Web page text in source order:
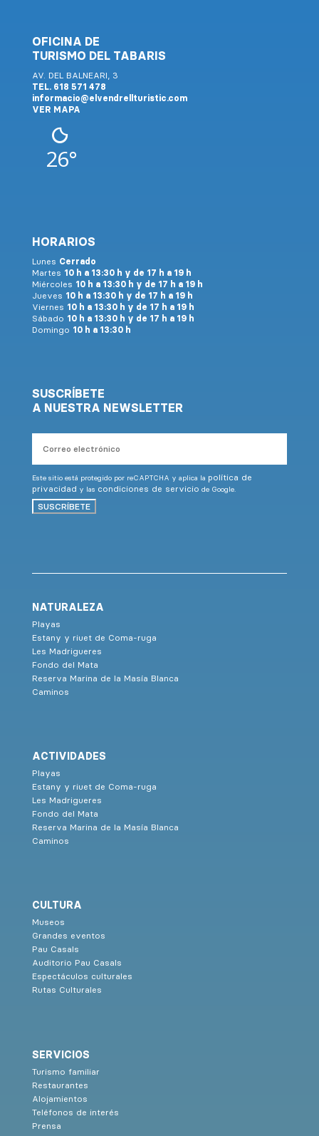
OFICINA DE
TURISMO DEL TABARIS
AV. DEL BALNEARI, 3
TEL. 618 571 478
informacio@elvendrellturistic.com
VER MAPA
26°
HORARIOS
Lunes Cerrado
Martes 10 h a 13:30 h y de 17 h a 19 h
Miércoles 10 h a 13:30 h y de 17 h a 19 h
Jueves 10 h a 13:30 h y de 17 h a 19 h
Viernes 10 h a 13:30 h y de 17 h a 19 h
Sábado 10 h a 13:30 h y de 17 h a 19 h
Domingo 10 h a 13:30 h
SUSCRÍBETE
A NUESTRA NEWSLETTER
electrónico
Este sitio está protegido por reCAPTCHA y aplica la política de
privacidad y las condiciones de servicio de Google.
SUSCRÍBETE
NATURALEZA
Playas
Estany y riuet de Coma-ruga
Les Madrigueres
Fondo del Mata
Reserva Marina de la Masía Blanca
Caminos
ACTIVIDADES
Playas
Estany y riuet de Coma-ruga
Les Madrigueres
Fondo del Mata
Reserva Marina de la Masía Blanca
Caminos
CULTURA
Museos
Grandes eventos
Pau Casals
Auditorio Pau Casals
Espectáculos culturales
Rutas Culturales
SERVICIOS
Turismo familiar
Restaurantes
Alojamientos
Teléfonos de interés
Prensa